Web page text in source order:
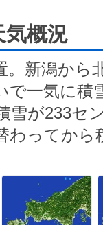
気概況
。新潟から
で一気に積
雪が233セ
わってから